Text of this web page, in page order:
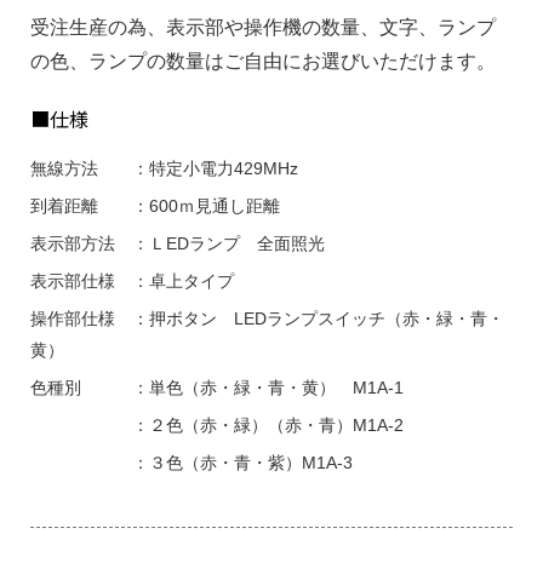
受注生産の為、表示部や操作機の数量、文字、ランプ
の色、ランプの数量はご自由にお選びいただけます。
■仕様
無線方法 ：特定小電力429MHz
到着距離 ：600ｍ見通し距離
表示部方法 ：ＬEDランプ 全面照光
表示部仕様 ：卓上タイプ
操作部仕様 ：押ボタン LEDランプスイッチ（赤・緑・青・
黄）
色種別 ：単色（赤・緑・青・黄） M1A-1
：２色（赤・緑）（赤・青）M1A-2
：３色（赤・青・紫）M1A-3